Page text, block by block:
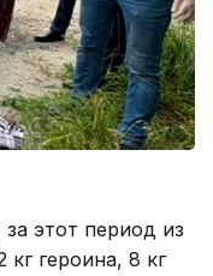
этот период из
кг героина, 8 кг